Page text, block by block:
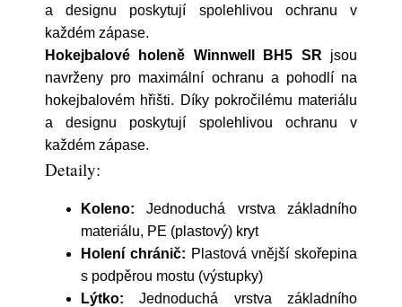
a designu poskytují spolehlivou ochranu v
každém zápase.
Hokejbalové holeně Winnwell BH5 SR jsou
navrženy pro maximální ochranu a pohodlí na
hokejbalovém hřišti. Díky pokročilému materiálu
a designu poskytují spolehlivou ochranu v
každém zápase.
Detaily:
Koleno: Jednoduchá vrstva základního
materiálu, PE (plastový) kryt
Holení chránič: Plastová vnější skořepina
s podpěrou mostu (výstupky)
Lýtko: Jednoduchá vrstva základního